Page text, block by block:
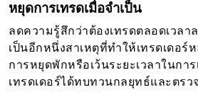
หยุดการเทรดเมื่อจำเป็น
ลดความรู้สึกว่าต้องเทรดตลอดเวลา
เป็นอีกหนึ่งสาเหตุที่ทำให้เทรดเดอร์ห
การหยุดพักหรือเว้นระยะเวลาในกา
เทรดเดอร์ได้ทบทวนกลยุทธ์และตรว